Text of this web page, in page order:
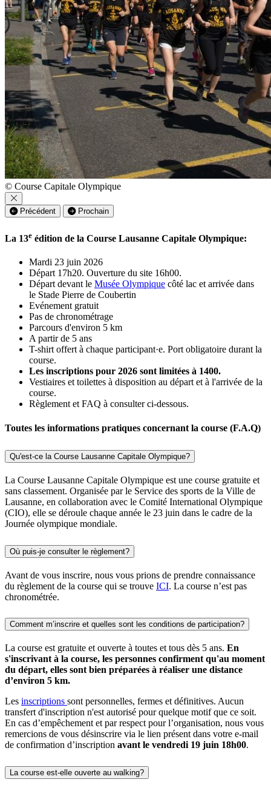
© Course Capitale Olympique
Précédent Prochain
La 13e édition de la Course Lausanne Capitale Olympique:
Mardi 23 juin 2026
Départ 17h20. Ouverture du site 16h00.
Départ devant le Musée Olympique côté lac et arrivée dans
le Stade Pierre de Coubertin
Evénement gratuit
Pas de chronométrage
Parcours d'environ 5 km
A partir de 5 ans
T-shirt offert à chaque participant·e. Port obligatoire durant la
course.
Les inscriptions pour 2026 sont limitées à 1400.
Vestiaires et toilettes à disposition au départ et à l'arrivée de la
course.
Règlement et FAQ à consulter ci-dessous.
Toutes les informations pratiques concernant la course (F.A.Q)
Qu'est-ce la Course Lausanne Capitale Olympique?
La Course Lausanne Capitale Olympique est une course gratuite et
sans classement. Organisée par le Service des sports de la Ville de
Lausanne, en collaboration avec le Comité International Olympique
(CIO), elle se déroule chaque année le 23 juin dans le cadre de la
Journée olympique mondiale.
Où puis-je consulter le règlement?
Avant de vous inscrire, nous vous prions de prendre connaissance
du règlement de la course qui se trouve ICI. La course n’est pas
chronométrée.
Comment m’inscrire et quelles sont les conditions de participation?
La course est gratuite et ouverte à toutes et tous dès 5 ans. En
s'inscrivant à la course, les personnes confirment qu'au moment
du départ, elles sont bien préparées à réaliser une distance
d’environ 5 km.
Les inscriptions sont personnelles, fermes et définitives. Aucun
transfert d'inscription n'est autorisé pour quelque motif que ce soit.
En cas d’empêchement et par respect pour l’organisation, nous vous
remercions de vous désinscrire via le lien présent dans votre e-mail
de confirmation d’inscription avant le vendredi 19 juin 18h00.
La course est-elle ouverte au walking?